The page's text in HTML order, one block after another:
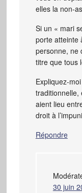
elles la non-
Si un « mari
porte atteinte
personne, ne
titre que tous
Expliquez-
traditionnelle,
aient lieu
droit à
Répondre
30 juin